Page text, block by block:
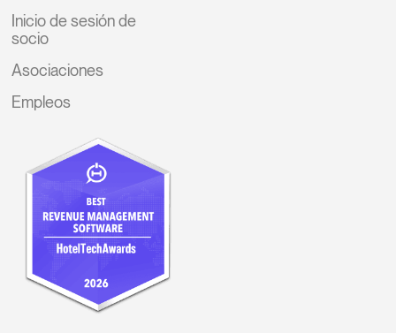
Inicio de sesión de
socio
Asociaciones
Empleos